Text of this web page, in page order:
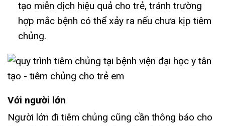
tạo miễn dịch hiệu quả cho trẻ, tránh trường
hợp mắc bệnh có thể xảy ra nếu chưa kịp tiêm
chủng.
Với người lớn
Người lớn đi tiêm chủng cũng cần thông báo cho